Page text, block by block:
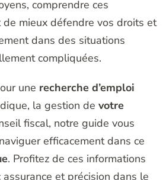
comprendre ces
mieux défendre vos droits et
dans des situations
compliquées.
une recherche d’emploi
la gestion de votre
fiscal, notre guide vous
efficacement dans ce
. Profitez de ces informations
et précision dans le